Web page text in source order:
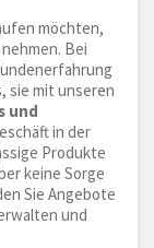
möchten,
Bei
sie mit unseren
und
in der
Produkte
keine Sorge
Sie Angebote
und